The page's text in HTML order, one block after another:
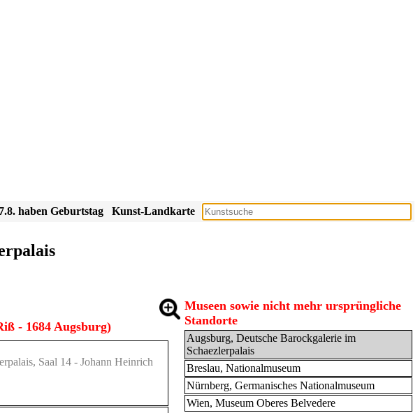
Kunst-Landkarte
haben Geburtstag
- 1684 Augsburg)
Saal 14 - Johann Heinrich
Museen sowie nicht mehr ursprüngliche
Standorte
Augsburg, Deutsche Barockgalerie im
Schaezlerpalais
Breslau, Nationalmuseum
Nürnberg, Germanisches Nationalmuseum
Wien, Museum Oberes Belvedere